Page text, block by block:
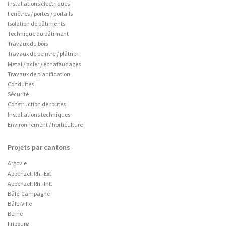
Installations électriques
Fenêtres / portes / portails
Isolation de bâtiments
Technique du bâtiment
Travaux du bois
Travaux de peintre / plâtrier
Métal / acier / échafaudages
Travaux de planification
Conduites
Sécurité
Construction de routes
Installations techniques
Environnement / horticulture
Projets par cantons
Argovie
Appenzell Rh.-Ext.
Appenzell Rh.-Int.
Bâle-Campagne
Bâle-Ville
Berne
Fribourg